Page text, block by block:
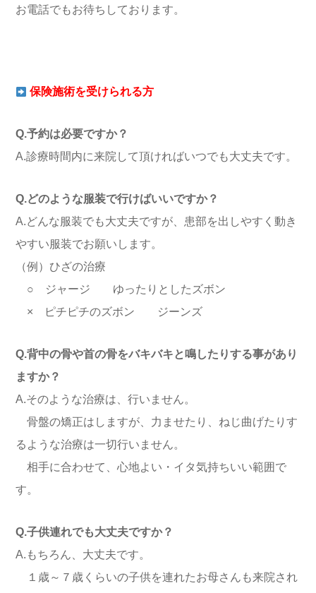
お電話でもお待ちしております。
保険施術を受けられる方
Q.予約は必要ですか？
A.診療時間内に来院して頂ければいつでも大丈夫です。
Q.どのような服装で行けばいいですか？
A.どんな服装でも大丈夫ですが、患部を出しやすく動き
やすい服装でお願いします。
（例）ひざの治療
○ ジャージ ゆったりとしたズボン
× ピチピチのズボン ジーンズ
Q.背中の骨や首の骨をバキバキと鳴したりする事があり
ますか？
A.そのような治療は、行いません。
骨盤の矯正はしますが、力ませたり、ねじ曲げたりす
るような治療は一切行いません。
相手に合わせて、心地よい・イタ気持ちいい範囲で
す。
Q.子供連れでも大丈夫ですか？
A.もちろん、大丈夫です。
１歳～７歳くらいの子供を連れたお母さんも来院され